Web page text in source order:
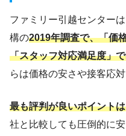
ファミリー引越センター
構の2019年調査で、「価
「スタッフ対応満足度」
らは価格の安さや接客応
最も評判が良いポイント
社と比較しても圧倒的に